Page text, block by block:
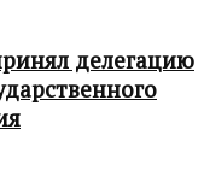
делегацию